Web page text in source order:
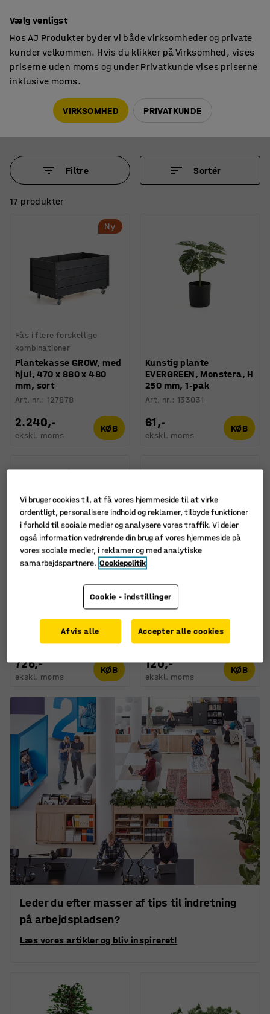
Kunstige planter
Filtre Sortér
17 produkter
Ny
Fås i flere forskellige
kombinationer
Plantekasse GROW, med
hjul, 470 x 880 x 480
mm, sort
Art. nr.:127878
2.240,-
ekskl. moms
KØB
Kunstig plante
EVERGREEN, Monstera, H
250 mm, 1-pak
Art. nr.:133031
61,-
ekskl. moms
KØB
H 1700 mm, 1-pak
Art. nr.:133034
725,-
ekskl. moms
KØB
Kunstig plante
480 mm, 1-pak
Art. nr.:133033
120,-
ekskl. moms
KØB
Leder du efter masser af tips til indretning
på arbejdspladsen?
Læs vores artikler og bliv inspireret!
Vælg venligst
Hos AJ Produkter byder vi både virksomheder og private
kunder velkommen. Hvis du klikker på Virksomhed, vises
priserne uden moms og under Privatkunde vises priserne
inklusive moms.
VIRKSOMHED PRIVATKUNDE
Vi bruger cookies til, at få vores hjemmeside til at virke
ordentligt, personalisere indhold og reklamer, tilbyde funktioner
i forhold til sociale medier og analysere vores traffik. Vi deler
også information vedrørende din brug af vores hjemmeside på
vores sociale medier, i reklamer og med analytiske
samarbejdspartnere. Cookiepolitik
Cookie - indstillinger
Afvis alle Accepter alle cookies